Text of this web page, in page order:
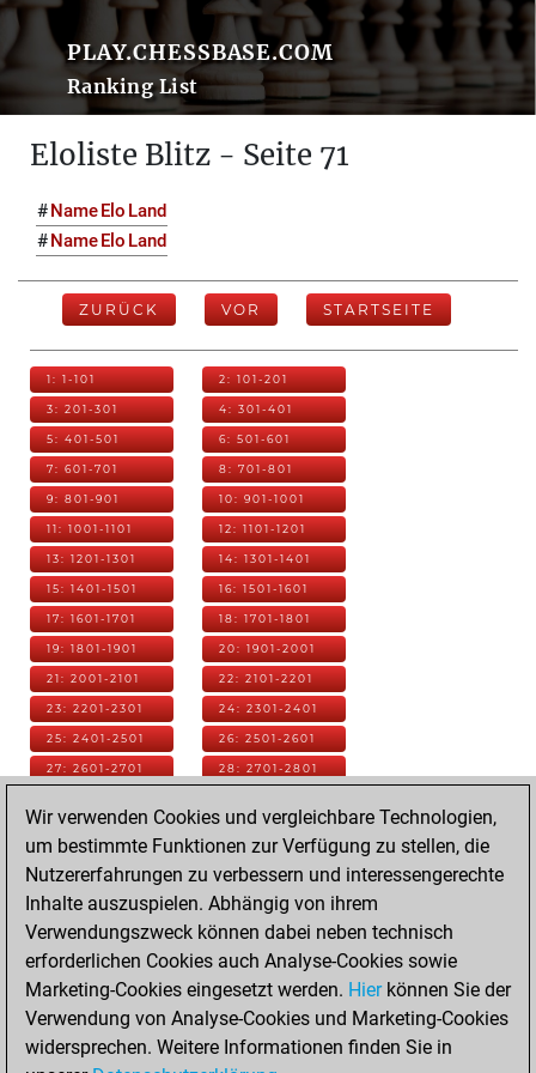
PLAY.CHESSBASE.COM
Ranking List
Eloliste Blitz - Seite 71
#NameElo Land
#NameElo Land
ZURÜCK VOR STARTSEITE
1: 1-101 2: 101-201
3: 201-301 4: 301-401
5: 401-501 6: 501-601
7: 601-701 8: 701-801
9: 801-901 10: 901-1001
11: 1001-1101 12: 1101-1201
13: 1201-1301 14: 1301-1401
15: 1401-1501 16: 1501-1601
17: 1601-1701 18: 1701-1801
19: 1801-1901 20: 1901-2001
21: 2001-2101 22: 2101-2201
23: 2201-2301 24: 2301-2401
25: 2401-2501 26: 2501-2601
27: 2601-2701 28: 2701-2801
31: 3001-3101 32: 3101-3201
38: 3701-3801
43: 4201-4301 44: 4301-4401
45: 4401-4501 46: 4501-4601
47: 4601-4701 48: 4701-4801
Wir verwenden Cookies und vergleichbare Technologien,
um bestimmte Funktionen zur Verfügung zu stellen, die
Nutzererfahrungen zu verbessern und interessengerechte
Inhalte auszuspielen. Abhängig von ihrem
Verwendungszweck können dabei neben technisch
erforderlichen Cookies auch Analyse-Cookies sowie
Marketing-Cookies eingesetzt werden. Hierkönnen Sie der
Verwendung von Analyse-Cookies und Marketing-Cookies
widersprechen. Weitere Informationen finden Sie in